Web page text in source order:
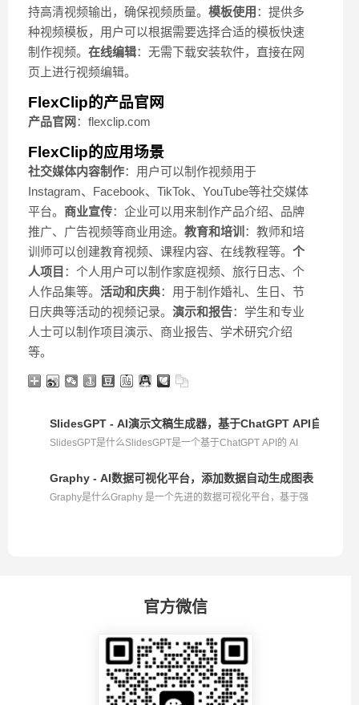
持高清视频输出，确保视频质量。 模板使用 ：提供多
种视频模板，用户可以根据需要选择合适的模板快速
制作视频。 在线编辑：无需下载安装软件，直接在网
页上进行视频编辑。
FlexClip的产品官网
产品官网 ：flexclip.com
FlexClip的应用场景
社交媒体内容制作：用户可以制作视频用于
Instagram、Facebook、TikTok、YouTube等社交媒体
平台。 商业宣传：企业可以用来制作产品介绍、品牌
推广、广告视频等商业用途。 教育和培训 ：教师和培
训师可以创建教育视频、课程内容、在线教程等。 个
人项目 ：个人用户可以制作家庭视频、旅行日志、个
人作品集等。 活动和庆典：用于制作婚礼、生日、节
日庆典等活动的视频记录。 演示和报告：学生和专业
人士可以制作项目演示、商业报告、学术研究介绍
等。
SlidesGPT - AI演示文稿生成器，基于ChatGPT API自动生成
SlidesGPT是什么SlidesGPT是一个基于ChatGPT API的 AI
Graphy - AI数据可视化平台，添加数据自动生成图表
Graphy是什么Graphy 是一个先进的数据可视化平台，基于强
官方微信